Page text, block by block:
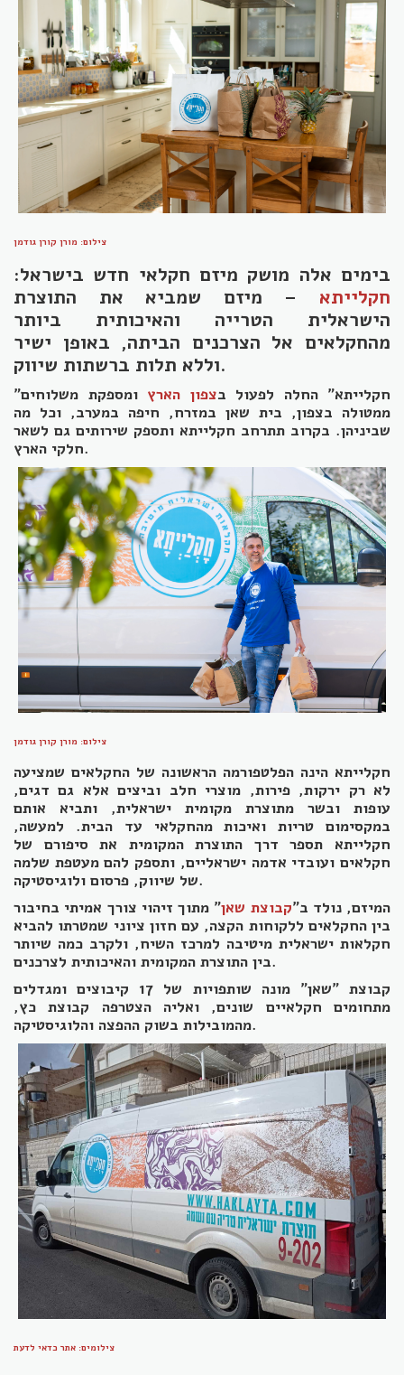
צילום: מורן קורן גודמן
בימים אלה מושק מיזם חקלאי חדש בישראל:
חקלייתא – מיזם שמביא את התוצרת
הישראלית הטרייה והאיכותית ביותר
מהחקלאים אל הצרכנים הביתה, באופן ישיר
וללא תלות ברשתות שיווק.
"חקלייתא" החלה לפעול בצפון הארץ ומספקת משלוחים
ממטולה בצפון, בית שאן במזרח, חיפה במערב, וכל מה
שביניהן. בקרוב תתרחב חקלייתא ותספק שירותים גם לשאר
חלקי הארץ.
חקלייתא הינה הפלטפורמה הראשונה של החקלאים שמציעה
לא רק ירקות, פירות, מוצרי חלב וביצים אלא גם דגים,
עופות ובשר מתוצרת מקומית ישראלית, ותביא אותם
במקסימום טריות ואיכות מהחקלאי עד הבית. למעשה,
חקלייתא תספר דרך התוצרת המקומית את סיפורם של
חקלאים ועובדי אדמה ישראליים, ותספק להם מעטפת שלמה
של שיווק, פרסום ולוגיסטיקה.
המיזם, נולד ב"קבוצת שאן" מתוך זיהוי צורך אמיתי בחיבור
בין החקלאים ללקוחות הקצה, עם חזון ציוני שמטרתו להביא
חקלאות ישראלית מיטיבה למרכז השיח, ולקרב כמה שיותר
בין התוצרת המקומית והאיכותית לצרכנים.
קבוצת "שאן" מונה שותפויות של 17 קיבוצים ומגדלים
מתחומים חקלאיים שונים, ואליה הצטרפה קבוצת כץ,
מהמובילות בשוק ההפצה והלוגיסטיקה.
צילומים: אתר כדאי לדעת